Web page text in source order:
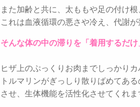
また加齢と共に、太ももや足の付け
これは血液循環の悪さや冷え、代謝が
そんな体の中の滞りを「着用するだ
ヒザ上のぷっくりお肉までしっかりカ
トルマリンがぎっしり散りばめてあ
させ、生体機能を活性化させてくれま